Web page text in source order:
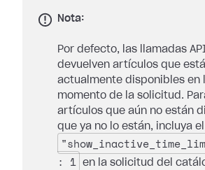
Nota:
Por defecto, las llamadas
devuelven artículos que
actualmente disponibles en
momento de la solicitud.
artículos que aún no están
que ya no lo están, incluya
: 1
en la solicitud del